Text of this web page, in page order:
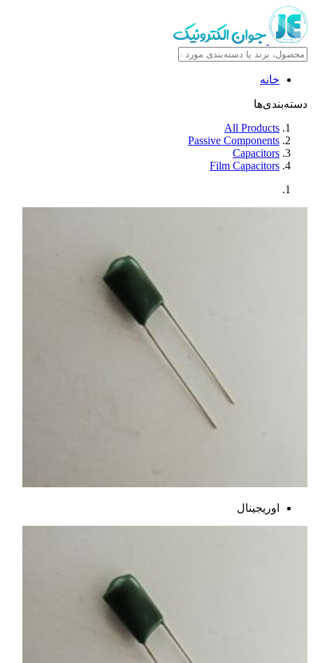
خانه
دسته‌بندی‌ها
All Products
Passive Components
Capacitors
Film Capacitors
اوریجینال